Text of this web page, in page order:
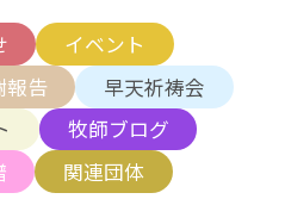
イベント
報告
早天祈祷会
牧師ブログ
関連団体